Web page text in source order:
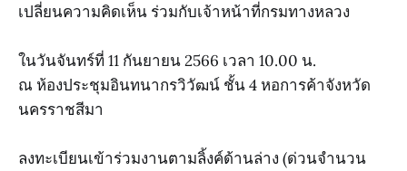
เปลี่ยนความคิดเห็น ร่วมกับเจ้าหน้าที่กรมทางหลวง
ในวันจันทร์ที่ 11 กันยายน 2566 เวลา 10.00 น.
ณ ห้องประชุมอินทนากรวิวัฒน์ ชั้น 4 หอการค้าจังหวัด
นครราชสีมา
ลงทะเบียนเข้าร่วมงานตามลิ้งค์ด้านล่าง (ด่วนจำนวน